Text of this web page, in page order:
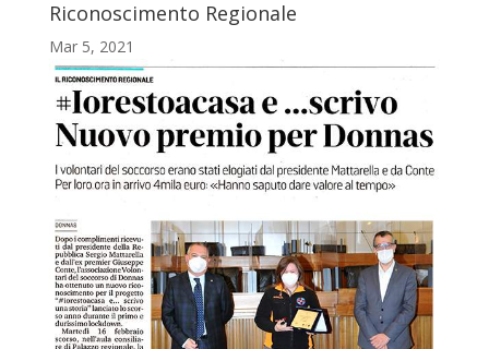
Riconoscimento Regionale
Mar 5, 2021